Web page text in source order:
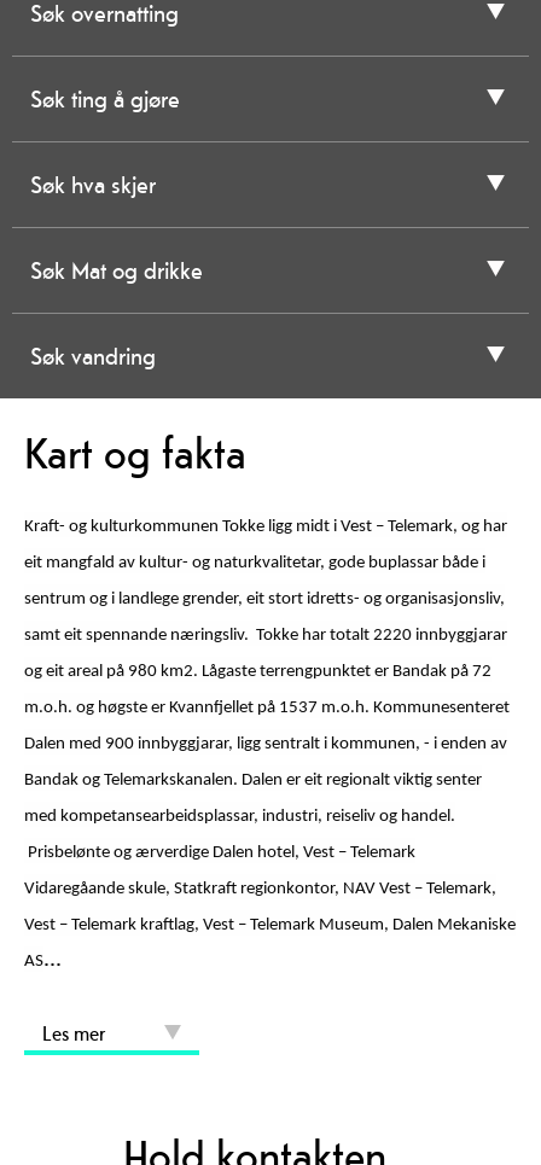
Søk overnatting
Søk ting å gjøre
Søk hva skjer
Søk Mat og drikke
Søk vandring
Kart og fakta
Kraft- og kulturkommunen Tokke ligg midt i Vest – Telemark, og har
eit mangfald av kultur- og naturkvalitetar, gode buplassar både i
sentrum og i landlege grender, eit stort idretts- og organisasjonsliv,
samt eit spennande næringsliv. Tokke har totalt 2220 innbyggjarar
og eit areal på 980 km2. Lågaste terrengpunktet er Bandak på 72
m.o.h. og høgste er Kvannfjellet på 1537 m.o.h. Kommunesenteret
Dalen med 900 innbyggjarar, ligg sentralt i kommunen, - i enden av
Bandak og Telemarkskanalen. Dalen er eit regionalt viktig senter
med kompetansearbeidsplassar, industri, reiseliv og handel.
Prisbelønte og ærverdige Dalen hotel, Vest – Telemark
Vidaregåande skule, Statkraft regionkontor, NAV Vest – Telemark,
Vest – Telemark kraftlag, Vest – Telemark Museum, Dalen Mekaniske
AS...
Les mer